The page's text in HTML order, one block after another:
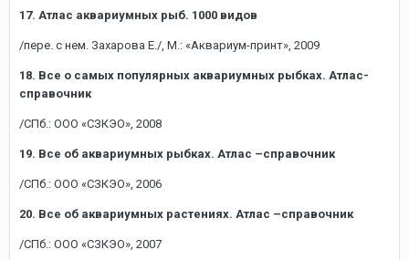
17. Атлас аквариумных рыб. 1000 видов
/пере. с нем. Захарова Е./, М.: «Аквариум-принт», 2009
18. Все о самых популярных аквариумных рыбках. Атлас-
справочник
/СПб.: ООО «СЗКЭО», 2008
19. Все об аквариумных рыбках. Атлас –справочник
/СПб.: ООО «СЗКЭО», 2006
20. Все об аквариумных растениях. Атлас –справочник
/СПб.: ООО «СЗКЭО», 2007